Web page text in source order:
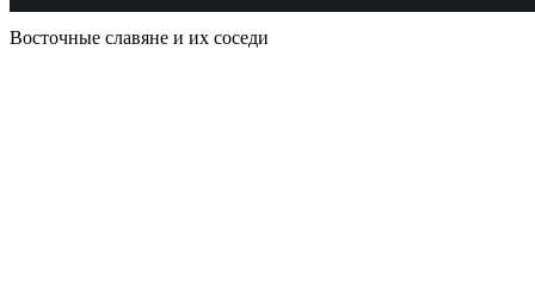
Восточные славяне и их соседи